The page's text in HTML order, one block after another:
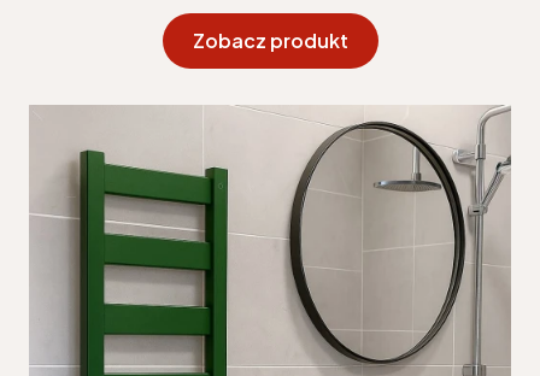
Zobacz produkt